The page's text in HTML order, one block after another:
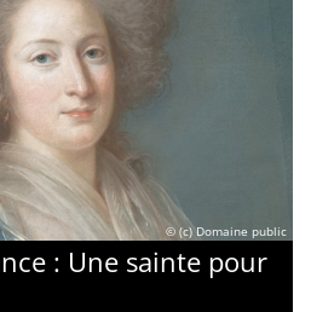
© (c) Domaine public
: Une sainte pour